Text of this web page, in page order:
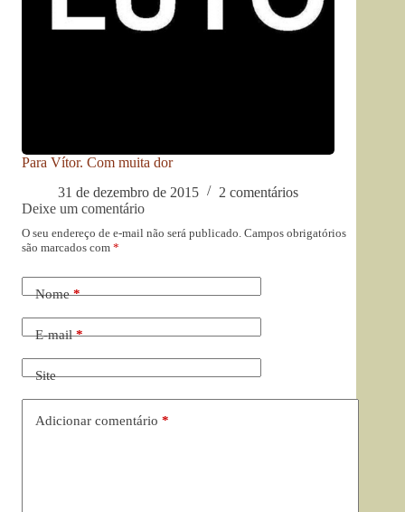
Para Vítor. Com muita dor
31 de dezembro de 2015
2 comentários
Deixe um comentário
O seu endereço de e-mail não será publicado. Campos obrigatórios
são marcados com *
Nome*
E-mail*
Site
Adicionar comentário *